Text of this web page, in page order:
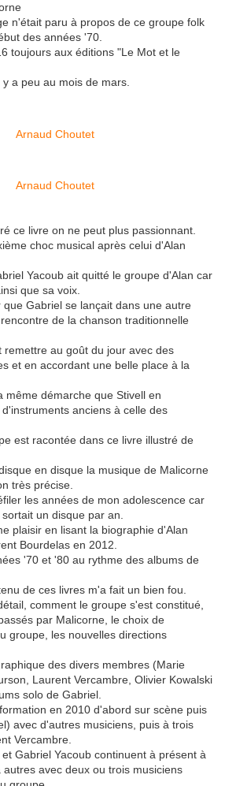
n'était paru à propos de ce groupe folk
des années '70.
toujours aux éditions "Le Mot et le
a peu au mois de mars.
ce livre on ne peut plus passionnant.
choc musical après celui d'Alan
Yacoub ait quitté le groupe d'Alan car
que sa voix.
Gabriel se lançait dans une autre
de la chanson traditionnelle
remettre au goût du jour avec des
et en accordant une belle place à la
même démarche que Stivell en
anciens à celle des
est racontée dans ce livre illustré de
en disque la musique de Malicorne
très précise.
les années de mon adolescence car
un disque par an.
plaisir en lisant la biographie d'Alan
Bourdelas en 2012.
'70 et '80 au rythme des albums de
de ces livres m'a fait un bien fou.
comment le groupe s'est constitué,
par Malicorne, le choix de
groupe, les nouvelles directions
des divers membres (Marie
Laurent Vercambre, Olivier Kowalski
solo de Gabriel.
en 2010 d'abord sur scène puis
avec d'autres musiciens, puis à trois
Vercambre.
Gabriel Yacoub continuent à présent à
avec deux ou trois musiciens